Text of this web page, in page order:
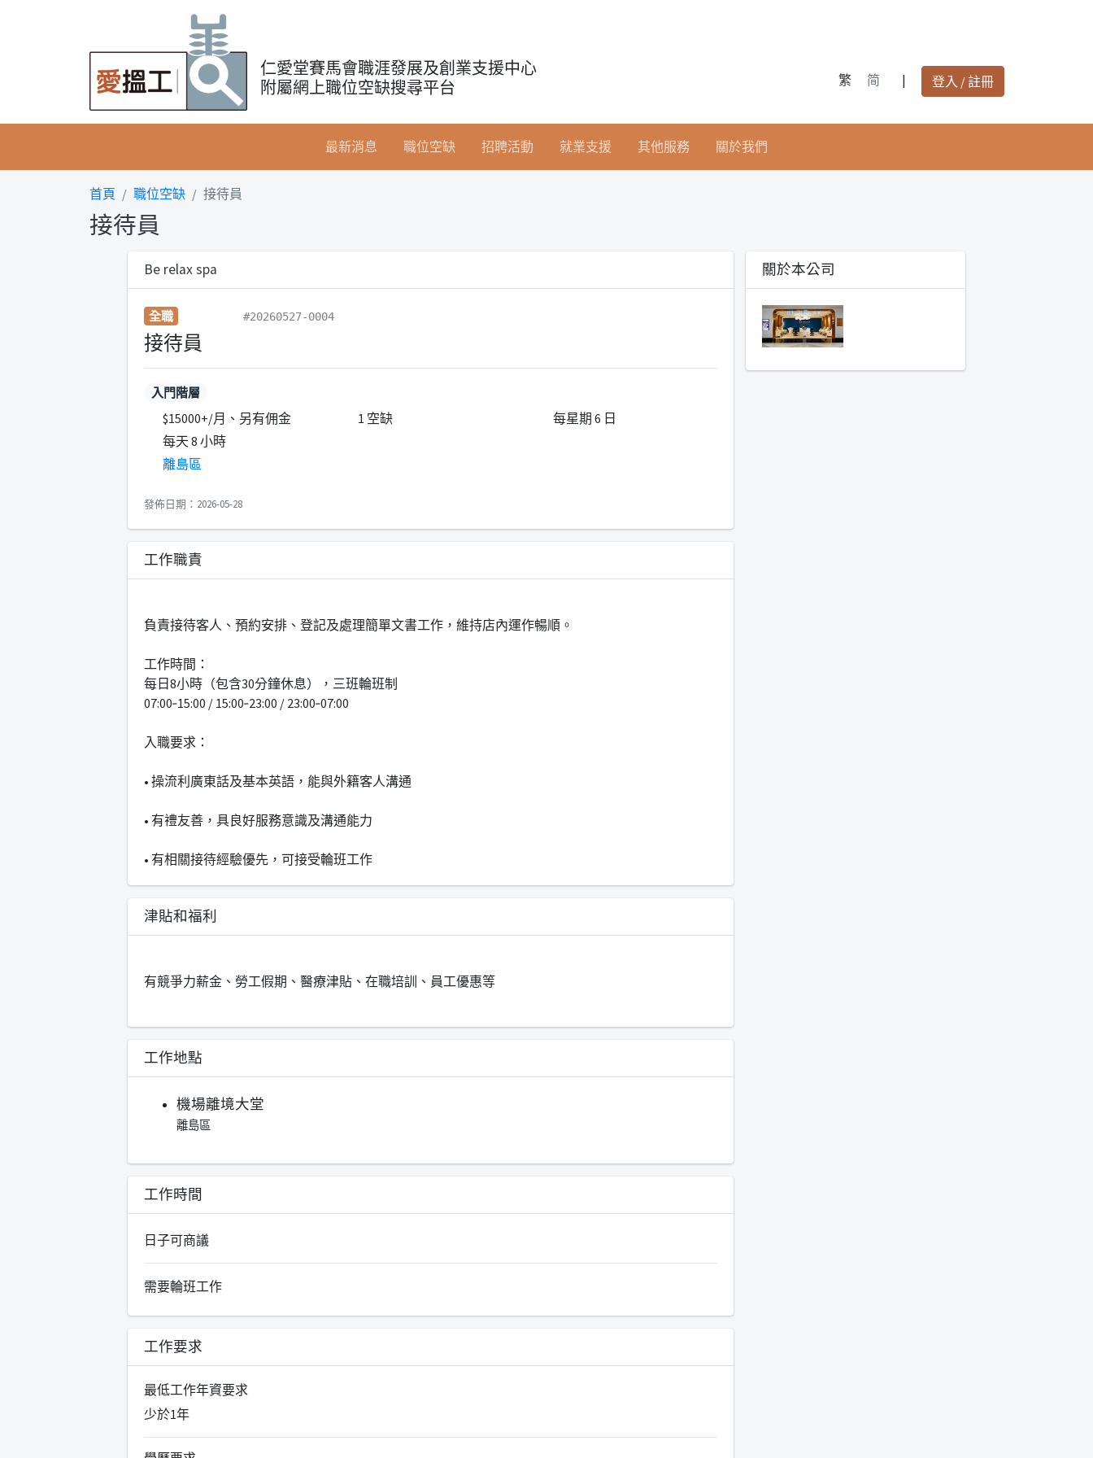
仁愛堂賽馬會職涯發展及創業支援中心
附屬網上職位空缺搜尋平台
繁 简 | 登入 / 註冊
最新消息 職位空缺 招聘活動 就業支援 其他服務 關於我們
首頁 職位空缺 接待員
接待員
Be relax spa
全職 #20260527-0004
接待員
入門階層
$15000+/月、另有佣金 1 空缺
每星期 6 日
每天 8 小時
離島區
發佈日期：2026-05-28
工作職責
負責接待客人、預約安排、登記及處理簡單文書工作，維持店內運作暢順。
工作時間：
每日8小時（包含30分鐘休息），三班輪班制
07:00‑15:00 / 15:00‑23:00 / 23:00‑07:00
入職要求：
• 操流利廣東話及基本英語，能與外籍客人溝通
• 有禮友善，具良好服務意識及溝通能力
• 有相關接待經驗優先，可接受輪班工作
津貼和福利
有競爭力薪金、勞工假期、醫療津貼、在職培訓、員工優惠等
工作地點
機場離境大堂
離島區
工作時間
日子可商議
需要輪班工作
工作要求
最低工作年資要求
少於1年
關於本公司